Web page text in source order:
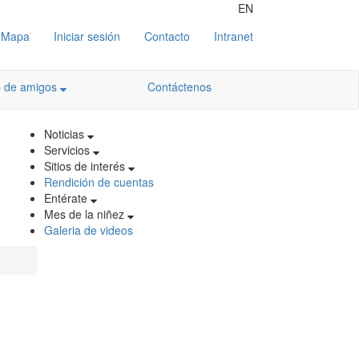
EN
Mapa
Iniciar sesión Contacto Intranet
de amigos Contáctenos
Noticias
Servicios
Sitios de interés
Rendición de cuentas
Entérate
Mes de la niñez
Galeria de videos